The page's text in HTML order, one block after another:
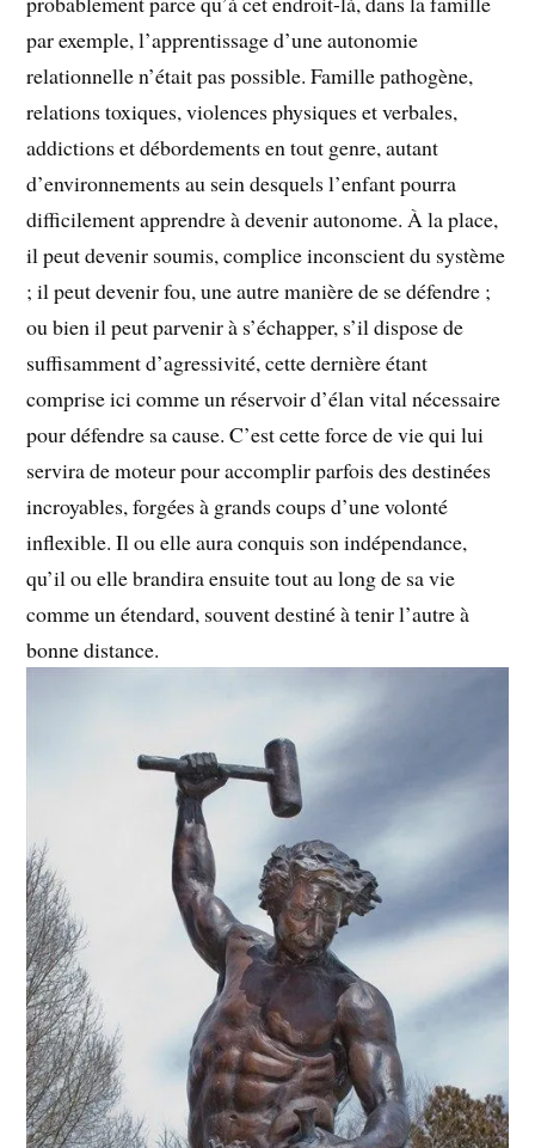
par exemple, l’apprentissage d’une autonomie
relationnelle n’était pas possible. Famille pathogène,
relations toxiques, violences physiques et verbales,
addictions et débordements en tout genre, autant
d’environnements au sein desquels l’enfant pourra
difficilement apprendre à devenir autonome. À la place,
il peut devenir soumis, complice inconscient du système
; il peut devenir fou, une autre manière de se défendre ;
ou bien il peut parvenir à s’échapper, s’il dispose de
suffisamment d’agressivité, cette dernière étant
comprise ici comme un réservoir d’élan vital nécessaire
pour défendre sa cause. C’est cette force de vie qui lui
servira de moteur pour accomplir parfois des destinées
incroyables, forgées à grands coups d’une volonté
inflexible. Il ou elle aura conquis son indépendance,
qu’il ou elle brandira ensuite tout au long de sa vie
comme un étendard, souvent destiné à tenir l’autre à
bonne distance.